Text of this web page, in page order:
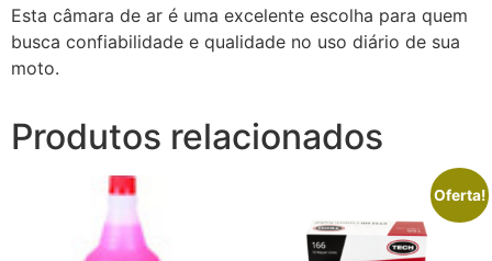
Esta câmara de ar é uma excelente escolha para quem
busca confiabilidade e qualidade no uso diário de sua
moto.
Produtos relacionados
Oferta!